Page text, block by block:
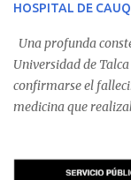
HOSPITAL DE
Una profunda
Universidad de
confirmarse el
medicina que
malestares físicos.